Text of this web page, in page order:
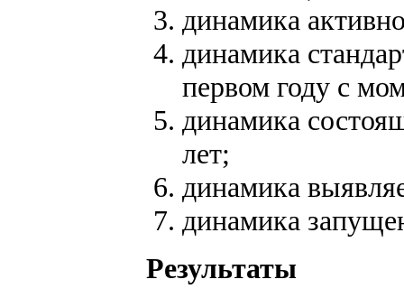
динамика
динамика
первом году с
динамика
лет;
динамика
динамика
Результаты